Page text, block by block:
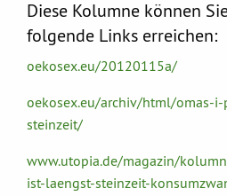
Diese Kolumne können
folgende Links erreichen:
oekosex.eu/20120115a/
oekosex.eu/archiv/html/omas-
steinzeit/
www.utopia.de/magazin/
ist-laengst-steinzeit-